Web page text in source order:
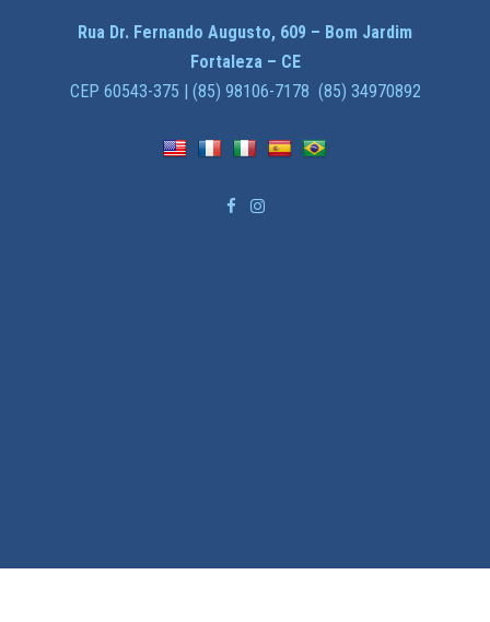
Rua Dr. Fernando Augusto, 609 – Bom Jardim
Fortaleza – CE
CEP 60543-375 | (85) 98106-7178 (85) 34970892